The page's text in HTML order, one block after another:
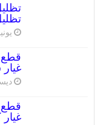
يونيو 28,